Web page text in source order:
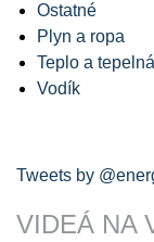
Ostatné
Plyn a ropa
Teplo a
Vodík
Tweets by
VIDEÁ NA